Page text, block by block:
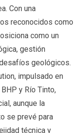
Con una
reconocidos como
como un
gestión
geológicos.
impulsado en
y Río Tinto,
aunque la
se prevé para
técnica y